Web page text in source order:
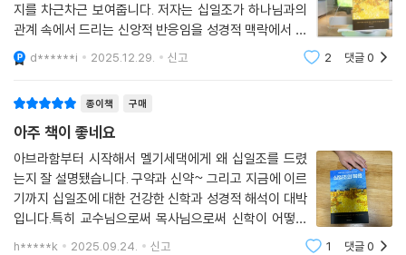
이제 십일조의 율법을 가르치며 십일조의 복음을 경험하게 만들어야 하는
사명은 단순히 목회자와 신학생들에게만 있는 것은 아니다. 이 사명은 가
정에서는 부모에게 있는 것이고 교회에서는 선배 신앙인들에게 있는 것이
력 있게 전달될 수 있기 때문이다.
--- p.437
성경의 소리에 귀 기울이고 하나님의 초청에 반응하라.
- 강규성 (한국성서대학교 부총장, 구약 교수)
십일조에 대한 이해를 넘어 자신의 신앙을 점검하자.
- 류응렬 (와싱톤중앙장로교회 목사)
교회에서 헌금과 특별히 올바른 십일조 교육 교재로 사용할 수 있도록 구
성되었다.
지를 차근차근 보여줍니다. 저자는 십일조가 하나님과의
관계 속에서 드리는 신앙적 반응임을 성경적 맥락에서 신
중하게 풀어주고 있어요.책은 창세기부터 시작해 레위기,
신명기, 역대기, 느헤미야, 말라기와 나아가 신약까지 성
d******i 2025.12.29. 신고 2 댓글0
종이책 구매
아주 책이 좋네요
아브라함부터 시작해서 멜기세댁에게 왜 십일조를 드렸
는지 잘 설명됐습니다. 구약과 신약~ 그리고 지금에 이르
기까지 십일조에 대한 건강한 신학과 성경적 해석이 대박
입니다.특히 교수님으로써 목사님으로써 신학이 어떻게
목회현장에 적용되는지 확실히 잘 보여주셨네요.총장님
h*****k 2025.09.24. 신고 1 댓글0